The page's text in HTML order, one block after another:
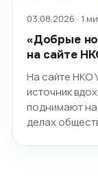
03.08.2026 · 1
«Добрые
на сайте
На сайте НКО
источник
поднимают
делах